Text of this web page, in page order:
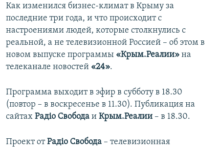
Как изменился бизнес-климат в Крыму за
последние три года, и что происходит с
настроениями людей, которые столкнулись с
реальной, а не телевизионной Россией – об этом в
новом выпуске программы «Крым.Реалии» на
телеканале новостей «24».
Программа выходит в эфир в субботу в 18.30
(повтор – в воскресенье в 11.30). Публикация на
сайтах Радіо Свобода и Крым.Реалии – в 18.30.
Проект отРадіо Свобода – телевизионная